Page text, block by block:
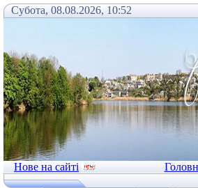
Субота, 08.08.2026, 10:52
Нове на сайті